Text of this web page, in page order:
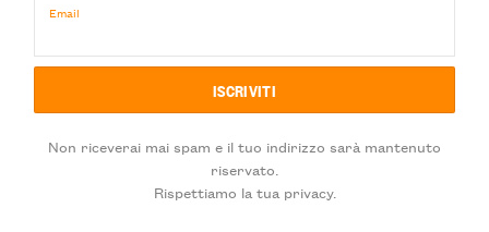
Email
Non riceverai mai spam e il tuo indirizzo sarà mantenuto
riservato.
Rispettiamo la tua privacy.